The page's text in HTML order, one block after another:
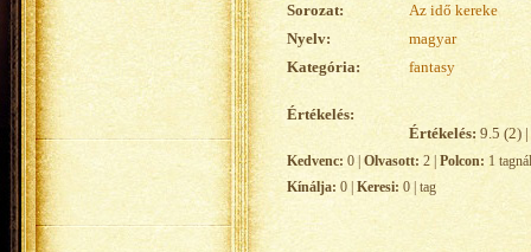
Sorozat:
Az idő kereke
Nyelv:
magyar
Kategória:
fantasy
Értékelés:
Értékelés: 9.5 (2)
Kedvenc: 0 | Olvasott: 2 | Polcon: 1 tagnál
Kínálja: 0 | Keresi: 0 | tag